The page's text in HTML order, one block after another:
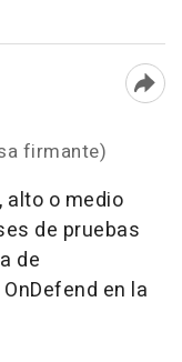
firmante)
alto o medio
de pruebas
de
en la